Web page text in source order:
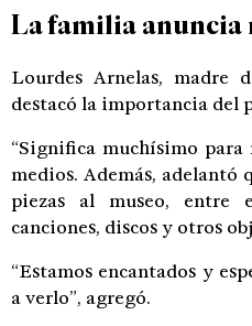
La familia anuncia
Lourdes Arnelas, madre
destacó la importancia del
“Significa muchísimo para
medios. Además, adelantó
piezas al museo, entre
canciones, discos y otros
“Estamos encantados y
a verlo”, agregó.